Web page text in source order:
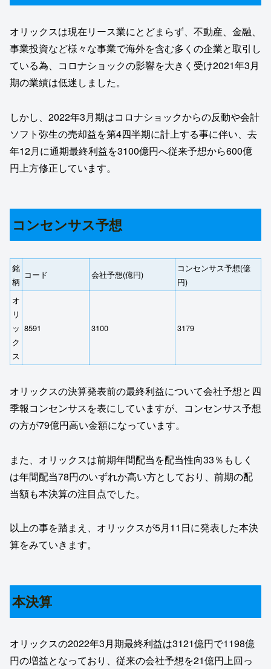
オリックスは現在リース業にとどまらず、不動産、金融、
事業投資など様々な事業で海外を含む多くの企業と取引し
ている為、コロナショックの影響を大きく受け2021年3月
期の業績は低迷しました。
しかし、2022年3月期はコロナショックからの反動や会計
ソフト弥生の売却益を第4四半期に計上する事に伴い、去
年12月に通期最終利益を3100億円へ従来予想から600億
円上方修正しています。
コンセンサス予想
銘
柄
コード 会社予想(億円)
コンセンサス予想(億
円)
オ
リ
ッ
ク
ス
8591 3100 3179
オリックスの決算発表前の最終利益について会社予想と四
季報コンセンサスを表にしていますが、コンセンサス予想
の方が79億円高い金額になっています。
また、オリックスは前期年間配当を配当性向33％もしく
は年間配当78円のいずれか高い方としており、前期の配
当額も本決算の注目点でした。
以上の事を踏まえ、オリックスが5月11日に発表した本決
算をみていきます。
本決算
オリックスの2022年3月期最終利益は3121億円で1198億
円の増益となっており、従来の会社予想を21億円上回っ